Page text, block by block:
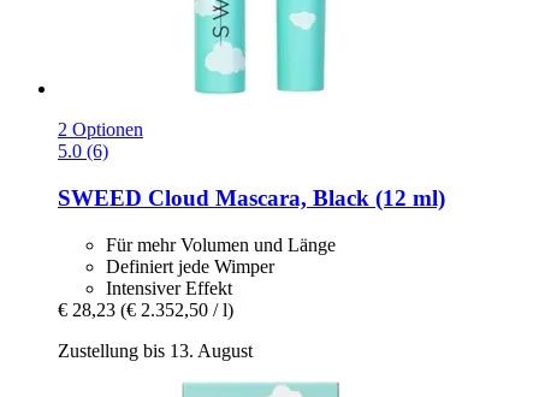
2 Optionen
5.0 (6)
SWEED Cloud Mascara, Black (12 ml)
Für mehr Volumen und Länge
Definiert jede Wimper
Intensiver Effekt
€ 28,23 (€ 2.352,50 / l)
Zustellung bis 13. August